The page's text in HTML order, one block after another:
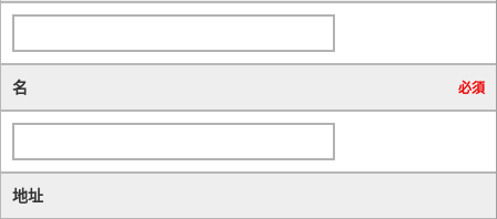
名 必須
地址